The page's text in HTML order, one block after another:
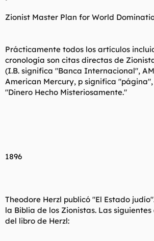
Zionist Master Plan for World
Prácticamente todos los artículos
cronología son citas directas de
(I.B. significa "Banca Internacional",
American Mercury, p significa
"Dinero Hecho Misteriosamente."
1896
Theodore Herzl publicó "El Estado
la Biblia de los Zionistas. Las
del libro de Herzl: